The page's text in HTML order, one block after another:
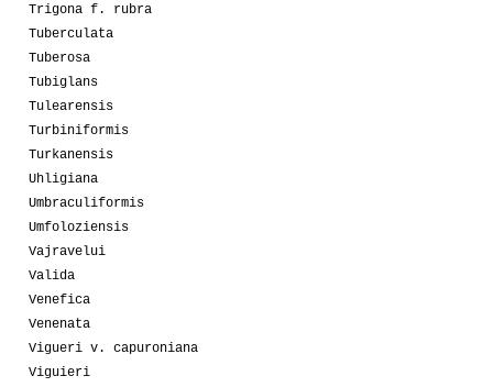
Trigona f. rubra
Tuberculata
Tuberosa
Tubiglans
Tulearensis
Turbiniformis
Turkanensis
Uhligiana
Umbraculiformis
Umfoloziensis
Vajravelui
Valida
Venefica
Venenata
Vigueri v. capuroniana
Viguieri